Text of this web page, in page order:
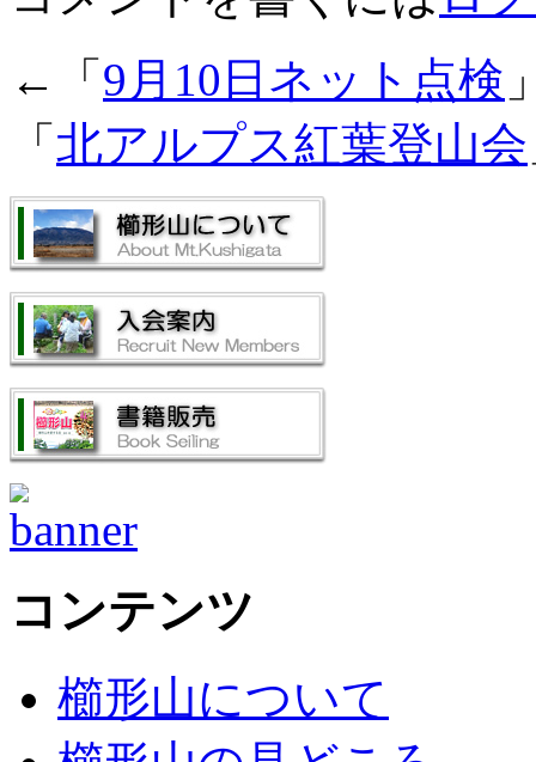
←「 9月10日ネット点検
「 北アルプス紅葉登山会
コンテンツ
櫛形山について